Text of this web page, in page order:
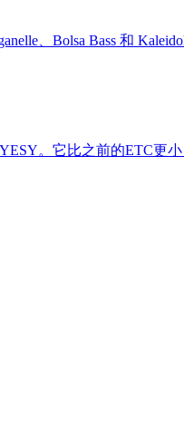
、Bolsa Bass 和
。它比之前的ETC更